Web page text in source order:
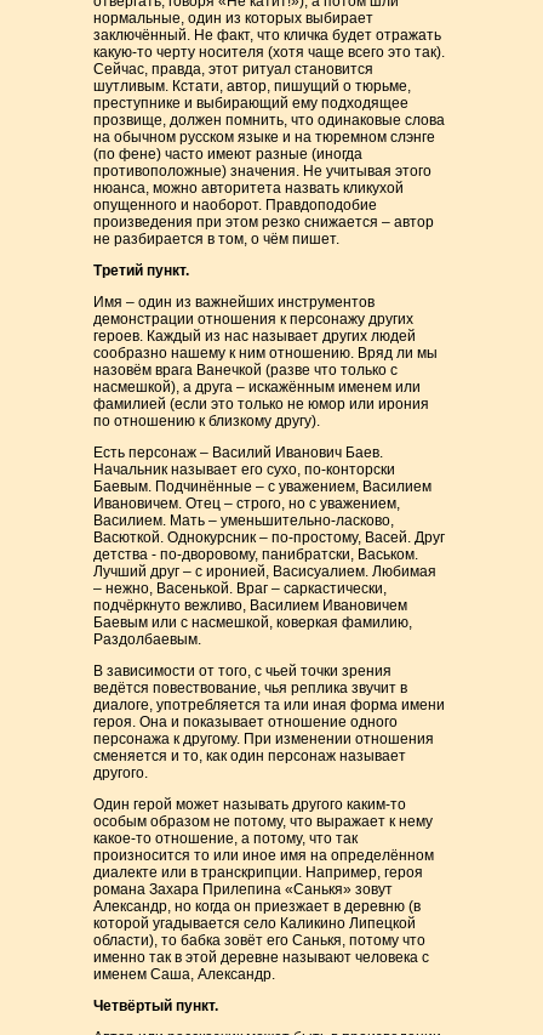
нормальные, один из которых выбирает
заключённый. Не факт, что кличка будет отражать
какую-то черту носителя (хотя чаще всего это так).
Сейчас, правда, этот ритуал становится
шутливым. Кстати, автор, пишущий о тюрьме,
преступнике и выбирающий ему подходящее
прозвище, должен помнить, что одинаковые слова
на обычном русском языке и на тюремном слэнге
(по фене) часто имеют разные (иногда
противоположные) значения. Не учитывая этого
нюанса, можно авторитета назвать кликухой
опущенного и наоборот. Правдоподобие
произведения при этом резко снижается – автор
не разбирается в том, о чём пишет.
Третий пункт.
Имя – один из важнейших инструментов
демонстрации отношения к персонажу других
героев. Каждый из нас называет других людей
сообразно нашему к ним отношению. Вряд ли мы
назовём врага Ванечкой (разве что только с
насмешкой), а друга – искажённым именем или
фамилией (если это только не юмор или ирония
по отношению к близкому другу).
Есть персонаж – Василий Иванович Баев.
Начальник называет его сухо, по-конторски
Баевым. Подчинённые – с уважением, Василием
Ивановичем. Отец – строго, но с уважением,
Василием. Мать – уменьшительно-ласково,
Васюткой. Однокурсник – по-простому, Васей. Друг
детства - по-дворовому, панибратски, Васьком.
Лучший друг – с иронией, Васисуалием. Любимая
– нежно, Васенькой. Враг – саркастически,
подчёркнуто вежливо, Василием Ивановичем
Баевым или с насмешкой, коверкая фамилию,
Раздолбаевым.
В зависимости от того, с чьей точки зрения
ведётся повествование, чья реплика звучит в
диалоге, употребляется та или иная форма имени
героя. Она и показывает отношение одного
персонажа к другому. При изменении отношения
сменяется и то, как один персонаж называет
другого.
Один герой может называть другого каким-то
особым образом не потому, что выражает к нему
какое-то отношение, а потому, что так
произносится то или иное имя на определённом
диалекте или в транскрипции. Например, героя
романа Захара Прилепина «Санькя» зовут
Александр, но когда он приезжает в деревню (в
которой угадывается село Каликино Липецкой
области), то бабка зовёт его Санькя, потому что
именно так в этой деревне называют человека с
именем Саша, Александр.
Четвёртый пункт.